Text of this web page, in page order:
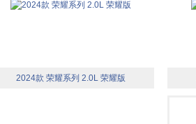
2024款 荣耀系列 2.0L 荣耀版